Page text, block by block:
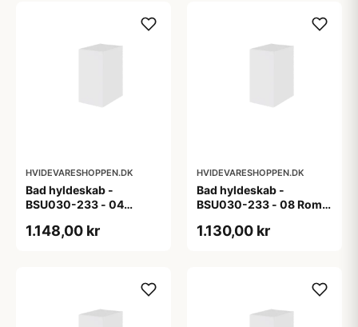
HVIDEVARESHOPPEN.DK
Bad hyldeskab -
BSU030-233 - 04
1.148,00 kr
HVIDEVARESHOPPEN.DK
Bad hyldeskab -
BSU030-233 - 08 Roma
1.130,00 kr